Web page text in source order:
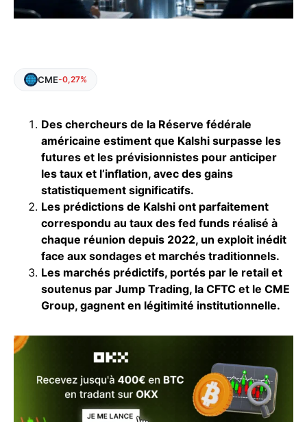
CME-0,27%
Des chercheurs de la Réserve fédérale
américaine estiment que Kalshi surpasse les
futures et les prévisionnistes pour anticiper
les taux et l’inflation, avec des gains
statistiquement significatifs.
Les prédictions de Kalshi ont parfaitement
correspondu au taux des fed funds réalisé à
chaque réunion depuis 2022, un exploit inédit
face aux sondages et marchés traditionnels.
Les marchés prédictifs, portés par le retail et
soutenus par Jump Trading, la CFTC et le CME
Group, gagnent en légitimité institutionnelle.